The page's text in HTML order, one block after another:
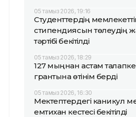
05 тамыз 2026, 19:16
Студенттердің
стипендиясын төлеудің
тәртібі бекітілді
05 тамыз 2026, 18:29
127 мыңнан астам
грантына өтінім берді
05 тамыз 2026, 16:30
Мектептердегі каникул
емтихан кестесі бекітілді